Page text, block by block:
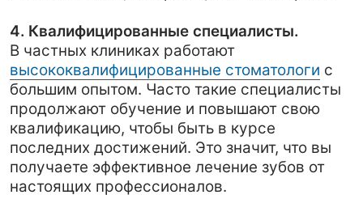
выбирать тот способ, который будет
наиболее удобен для них. Многие
стоматологии (Феодосия) также
предлагают скидки для постоянных
клиентов или специальные акции, что
делает процедуры более доступными.
6. Комфортная атмосфера.
Здесь уделяется внимание интерьерам,
созданию приятной обстановки и качеству
сервиса. Стремление обеспечить уют и